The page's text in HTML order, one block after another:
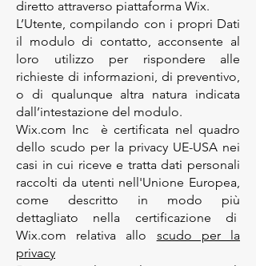
diretto attraverso piattaforma Wix.
L’Utente, compilando con i propri Dati
il modulo di contatto, acconsente al
loro utilizzo per rispondere alle
richieste di informazioni, di preventivo,
o di qualunque altra natura indicata
dall’intestazione del modulo.
​Wix.com Inc è certificata nel quadro
dello scudo per la privacy UE-USA nei
casi in cui riceve e tratta dati personali
raccolti da utenti nell'Unione Europea,
come descritto in modo più
dettagliato nella certificazione di
Wix.com relativa allo scudo per la
privacy